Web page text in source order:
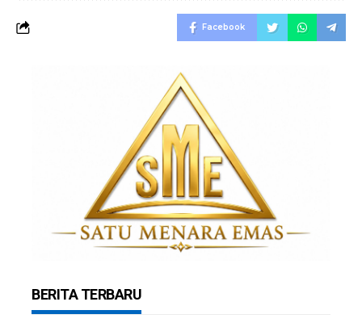
Facebook
BERITA TERBARU